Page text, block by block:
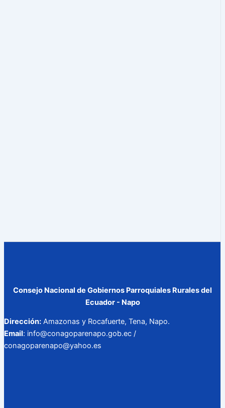
Consejo Nacional de Gobiernos Parroquiales Rurales del
Ecuador - Napo
Dirección: Amazonas y Rocafuerte, Tena, Napo.
Email: info@conagoparenapo.gob.ec /
conagoparenapo@yahoo.es